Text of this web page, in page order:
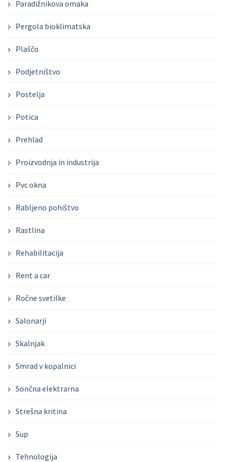
Paradižnikova omaka
Pergola bioklimatska
Plaščo
Podjetništvo
Postelja
Potica
Prehlad
Proizvodnja in industrija
Pvc okna
Rabljeno pohištvo
Rastlina
Rehabilitacija
Rent a car
Ročne svetilke
Salonarji
Skalnjak
Smrad v kopalnici
Sončna elektrarna
Strešna kritina
Sup
Tehnologija